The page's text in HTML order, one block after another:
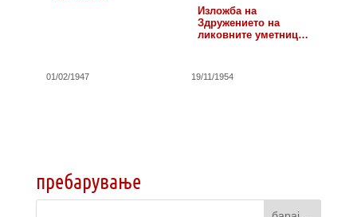
01/02/1947
Изложба на
Здружението на
ликовните уметници
19/11/1954
пребарување